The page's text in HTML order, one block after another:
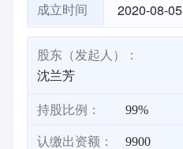
成立时间 2020-08-05
股东（发起人）：
沈兰芳
持股比例： 99%
认缴出资额： 9900